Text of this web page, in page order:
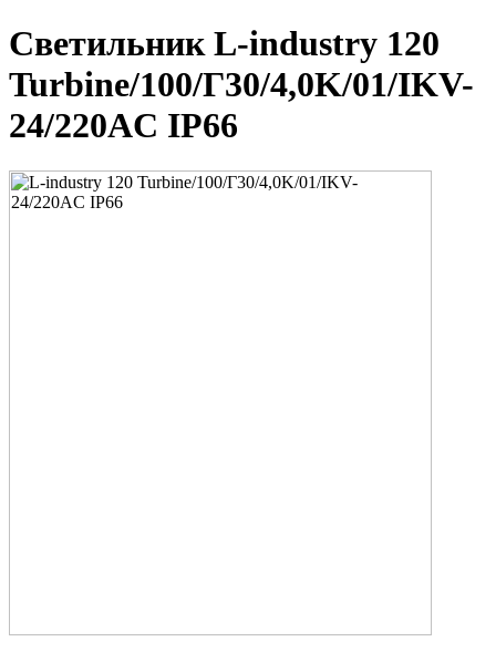
Светильник L-industry 120
Turbine/100/Г30/4,0K/01/IKV-
24/220AC IP66